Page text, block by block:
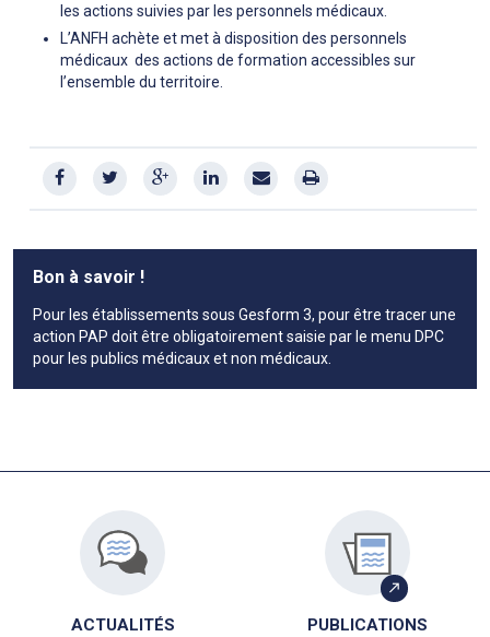
les actions suivies par les personnels médicaux.
L’ANFH achète et met à disposition des personnels
médicaux des actions de formation accessibles sur
l’ensemble du territoire.
Bon à savoir !
Pour les établissements sous Gesform 3, pour être tracer une
action PAP doit être obligatoirement saisie par le menu DPC
pour les publics médicaux et non médicaux.
ACTUALITÉS PUBLICATIONS